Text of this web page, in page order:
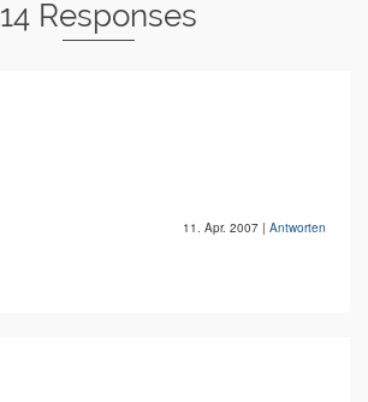
14 Responses
11. Apr. 2007 | Antworten